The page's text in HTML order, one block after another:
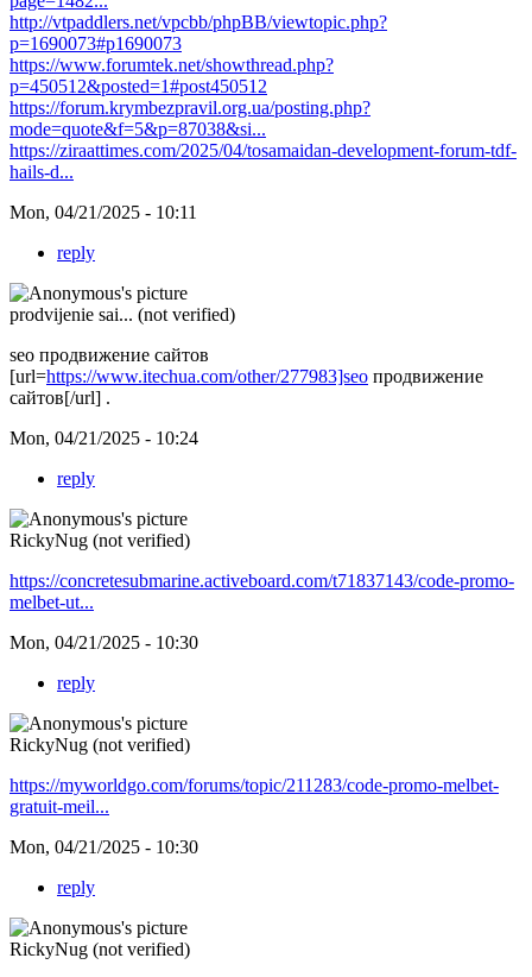
http://vtpaddlers.net/vpcbb/phpBB/viewtopic.php?
p=1690073#p1690073
https://www.forumtek.net/showthread.php?
p=450512&posted=1#post450512
https://forum.krymbezpravil.org.ua/posting.php?
mode=quote&f=5&p=87038&si...
https://ziraattimes.com/2025/04/tosamaidan-development-forum-tdf-
hails-d...
Mon, 04/21/2025 - 10:11
reply
prodvijenie sai... (not verified)
seo продвижение сайтов
[url=https://www.itechua.com/other/277983]seo продвижение
сайтов[/url] .
Mon, 04/21/2025 - 10:24
reply
RickyNug (not verified)
https://concretesubmarine.activeboard.com/t71837143/code-promo-
melbet-ut...
Mon, 04/21/2025 - 10:30
reply
RickyNug (not verified)
https://myworldgo.com/forums/topic/211283/code-promo-melbet-
gratuit-meil...
Mon, 04/21/2025 - 10:30
reply
RickyNug (not verified)